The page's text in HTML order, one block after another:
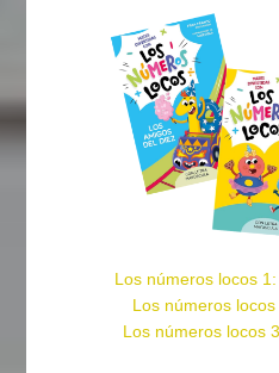
Los números locos
Los números
Los números locos